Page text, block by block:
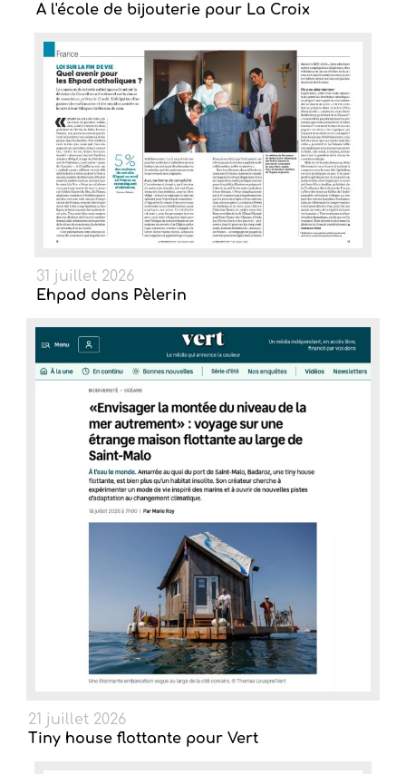
A l'école de bijouterie pour La Croix
31 juillet 2026
Ehpad dans Pèlerin
21 juillet 2026
Tiny house flottante pour Vert